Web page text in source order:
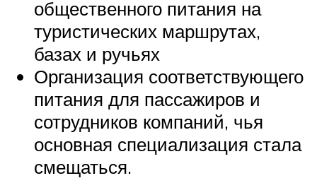
общественного питания на
туристических маршрутах,
базах и ручьях
Организация соответствующего
питания для пассажиров и
сотрудников компаний, чья
основная специализация стала
смещаться.